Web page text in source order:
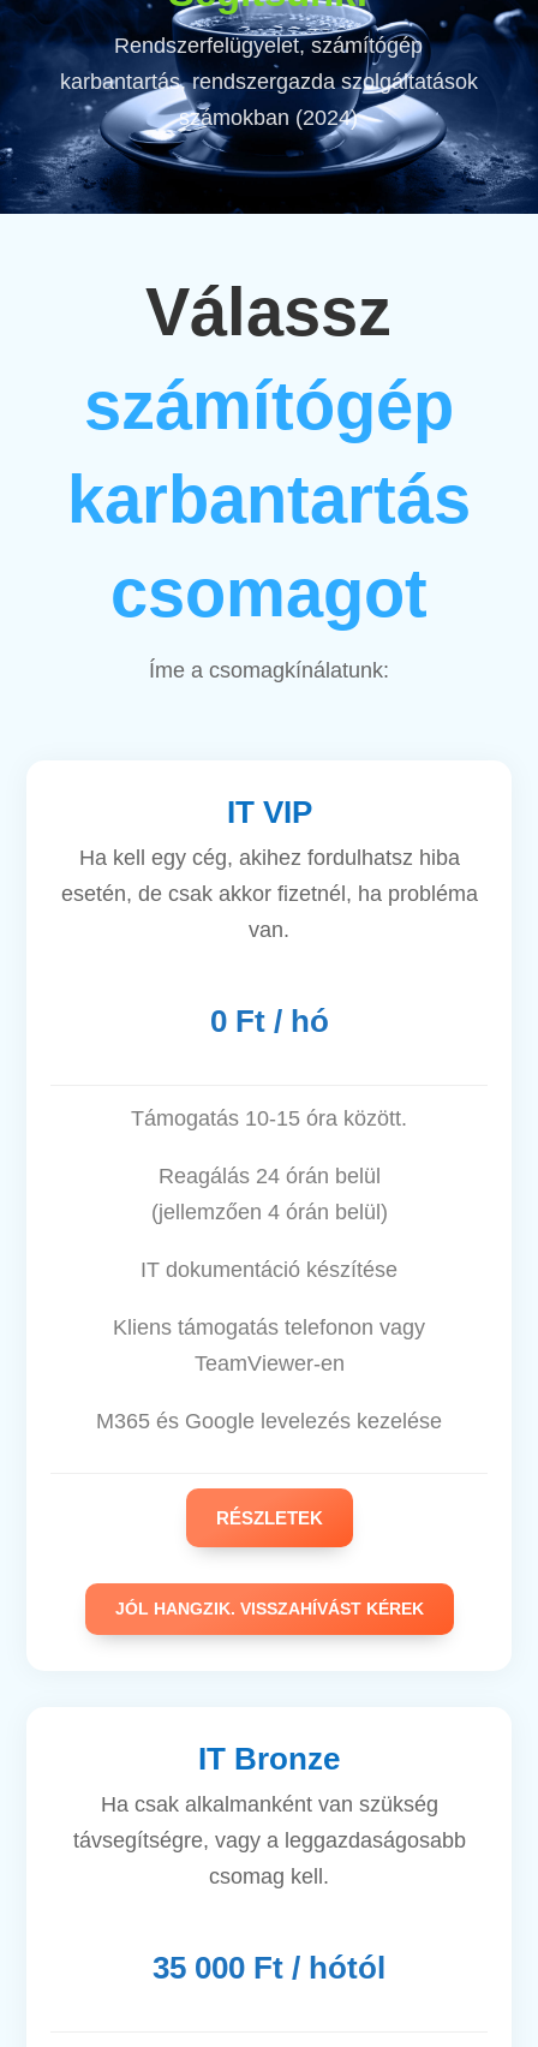
Rendszerfelügyelet, számítógép
karbantartás, rendszergazda szolgáltatások
számokban (2024)
Válassz
számítógép
karbantartás
csomagot
Íme a csomagkínálatunk:
IT VIP
Ha kell egy cég, akihez fordulhatsz hiba
esetén, de csak akkor fizetnél, ha probléma
van.
0 Ft / hó
Támogatás 10-15 óra között.
Reagálás 24 órán belül
(jellemzően 4 órán belül)
IT dokumentáció készítése
Kliens támogatás telefonon vagy
TeamViewer-en
M365 és Google levelezés kezelése
RÉSZLETEK
JÓL HANGZIK. VISSZAHÍVÁST KÉREK
IT Bronze
Ha csak alkalmanként van szükség
távsegítségre, vagy a leggazdaságosabb
csomag kell.
35 000 Ft / hótól